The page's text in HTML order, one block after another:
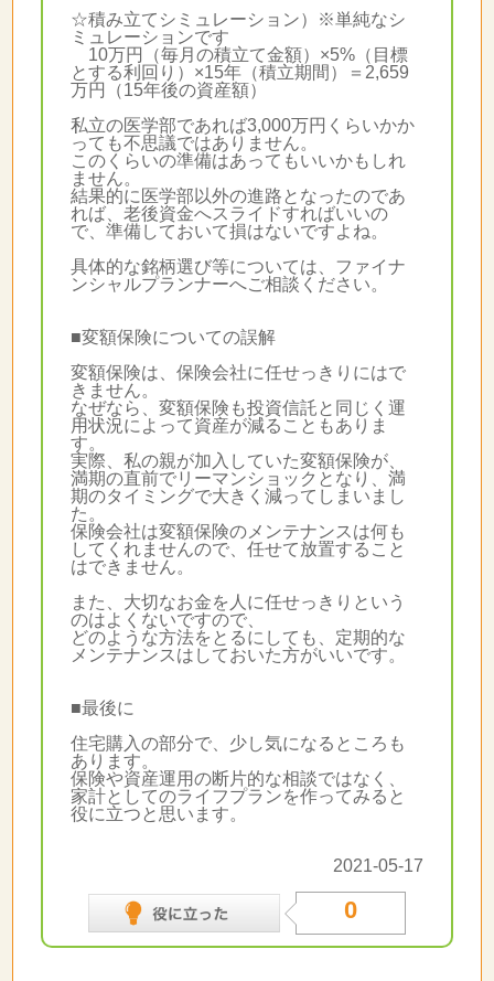
☆積み立てシミュレーション）※単純なシ
ミュレーションです
10万円（毎月の積立て金額）×5%（目標
とする利回り）×15年（積立期間）＝2,659
万円（15年後の資産額）
私立の医学部であれば3,000万円くらいかか
っても不思議ではありません。
このくらいの準備はあってもいいかもしれ
ません。
結果的に医学部以外の進路となったのであ
れば、老後資金へスライドすればいいの
で、準備しておいて損はないですよね。
具体的な銘柄選び等については、ファイナ
ンシャルプランナーへご相談ください。
■変額保険についての誤解
変額保険は、保険会社に任せっきりにはで
きません。
なぜなら、変額保険も投資信託と同じく運
用状況によって資産が減ることもありま
す。
実際、私の親が加入していた変額保険が、
満期の直前でリーマンショックとなり、満
期のタイミングで大きく減ってしまいまし
た。
保険会社は変額保険のメンテナンスは何も
してくれませんので、任せて放置すること
はできません。
また、大切なお金を人に任せっきりという
のはよくないですので、
どのような方法をとるにしても、定期的な
メンテナンスはしておいた方がいいです。
■最後に
住宅購入の部分で、少し気になるところも
あります。
保険や資産運用の断片的な相談ではなく、
家計としてのライフプランを作ってみると
役に立つと思います。
2021-05-17
0